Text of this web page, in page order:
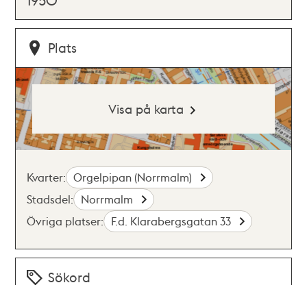
Plats
Visa på karta
Kvarter: Orgelpipan (Norrmalm)
Stadsdel: Norrmalm
Övriga platser: F.d. Klarabergsgatan 33
Sökord